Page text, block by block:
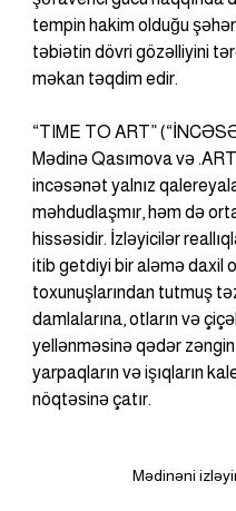
tempin hakim olduğu
təbiətin dövri gözəlliyini
məkan təqdim edir.
“TIME TO ART”
Mədinə Qasımova və
incəsənət yalnız
məhdudlaşmır, həm də
hissəsidir. İzləyicilər
itib getdiyi bir aləmə daxil
toxunuşlarından tutmuş
damlalarına, otların və
yellənməsinə qədər
yarpaqların və işıqların
nöqtəsinə çatır.
Mədinəni